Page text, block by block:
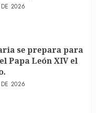
2026
se prepara para
Papa León XIV el
2026